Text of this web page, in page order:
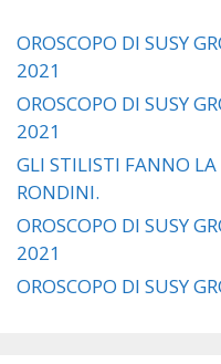
OROSCOPO DI SUSY
2021
OROSCOPO DI SUSY
2021
GLI STILISTI FANNO
RONDINI.
OROSCOPO DI SUSY
2021
OROSCOPO DI SUSY